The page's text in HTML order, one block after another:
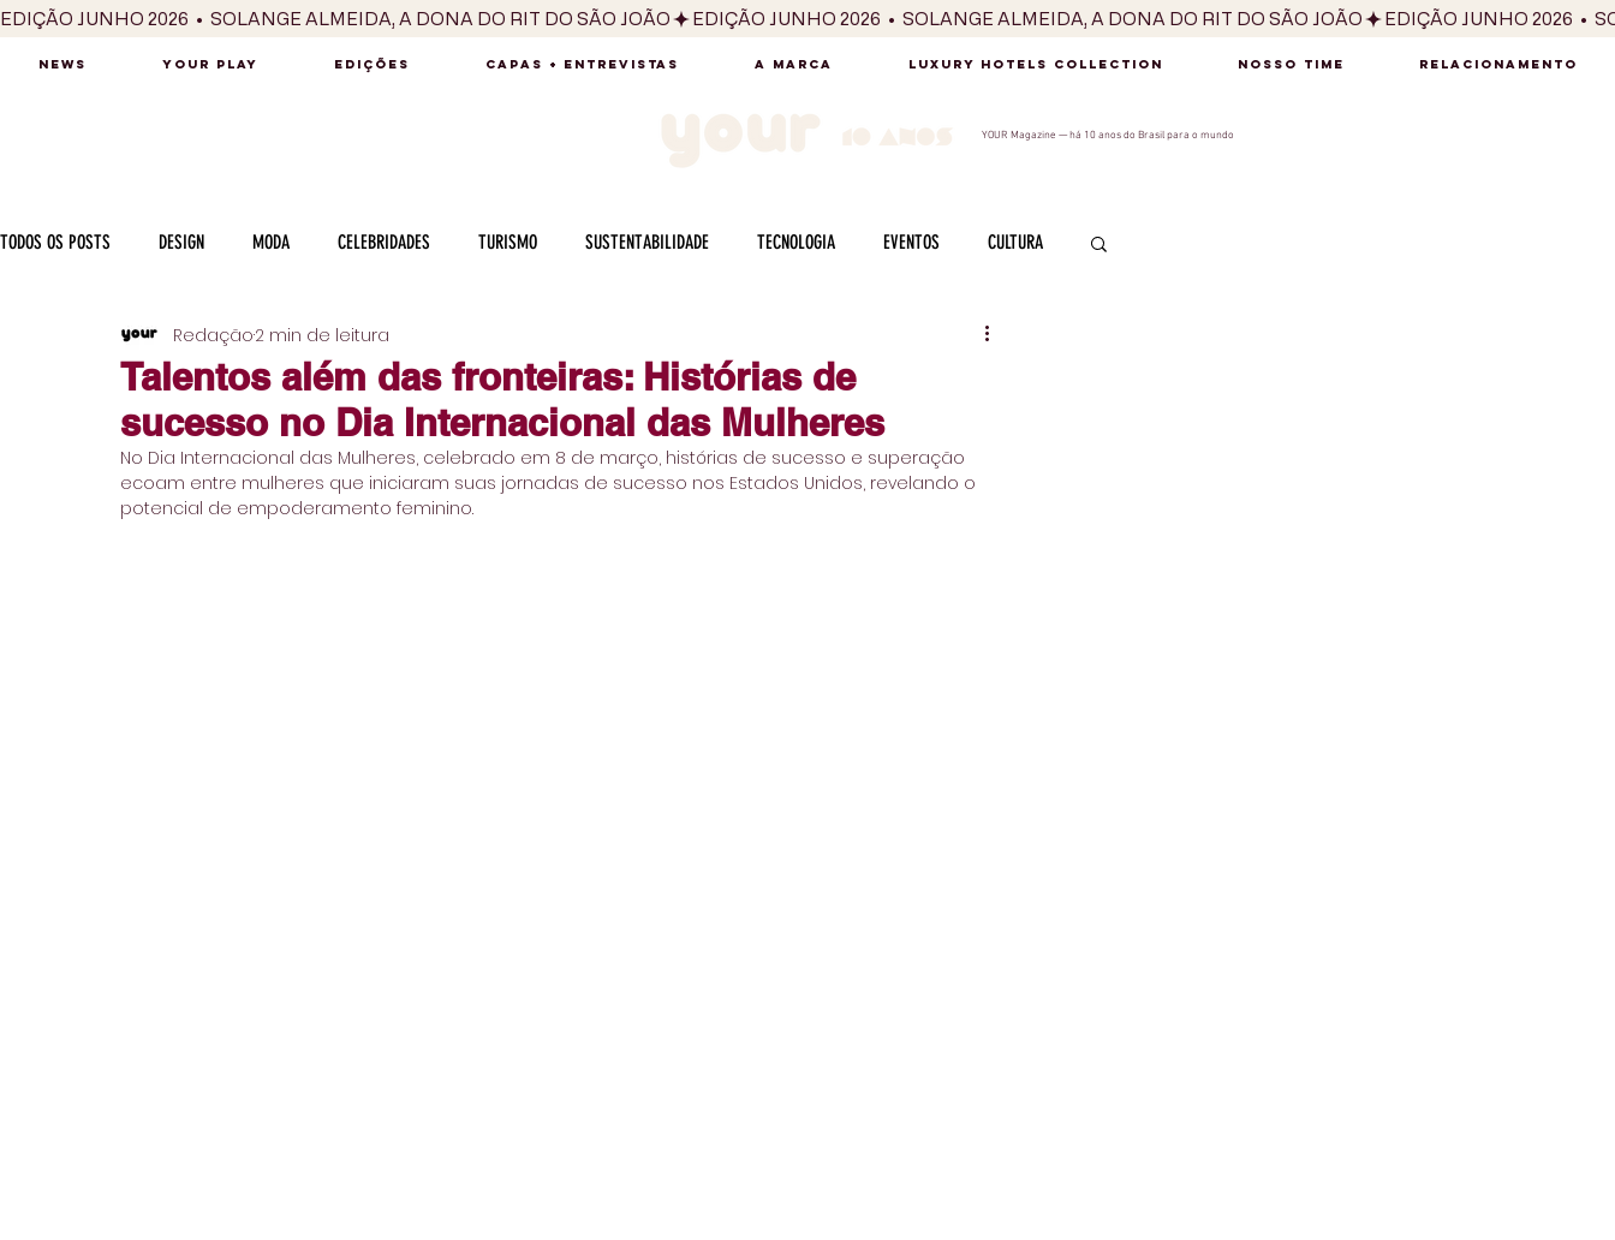
EDIÇÃO JUNHO 2026  •  SOLANGE ALMEIDA, A DONA DO RIT DO SÃO JOÃO
NEWS YOUR PLAY EDIÇÕES CAPAS + ENTREVISTAS A MARCA LUXURY HOTELS COLLECTION NOSSO TIME RELACIONAMENTO
YOUR Magazine — há 10 anos do Brasil para o mundo
TODOS OS POSTS DESIGN MODA CELEBRIDADES TURISMO SUSTENTABILIDADE TECNOLOGIA EVENTOS CULTURA
MÚSICA SÉRIES / TV INTERNACIONAL
CULINÁRIA PESSOAS CARREIRA VINHOS SABOR SEXUALIDADE MULHER
Talentos além das fronteiras: Histórias de
sucesso no Dia Internacional das Mulheres
Redação2 min de leitura
No Dia Internacional das Mulheres, celebrado em 8 de março, histórias de sucesso e superação
ecoam entre mulheres que iniciaram suas jornadas de sucesso nos Estados Unidos, revelando o
potencial de empoderamento feminino.